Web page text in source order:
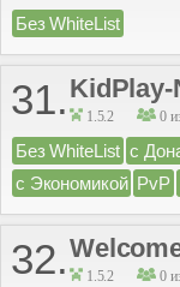
Без WhiteList
31. KidPlay-
1.5.2 0
Без WhiteList с
с Экономикой PvP
32. 1.5.2 0